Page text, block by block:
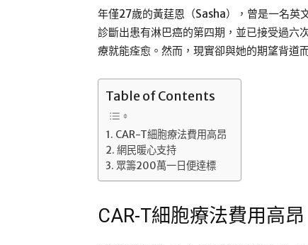
年僅27歲的黃莛恩（Sasha），曾是一名英
診斷出患有淋巴癌的第四期，並已接受過六
療就能痊愈。然而，現實卻與她的期望背道
Table of Contents
CAR-T細胞療法費用高昂
網民暖心支持
眾籌200萬一日便達標
CAR-T細胞療法費用高昂